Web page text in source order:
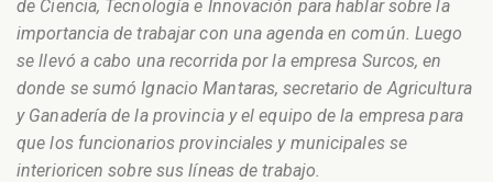
de Ciencia, Tecnología e Innovación para hablar sobre la
importancia de trabajar con una agenda en común. Luego
se llevó a cabo una recorrida por la empresa Surcos, en
donde se sumó Ignacio Mantaras, secretario de Agricultura
y Ganadería de la provincia y el equipo de la empresa para
que los funcionarios provinciales y municipales se
interioricen sobre sus líneas de trabajo.